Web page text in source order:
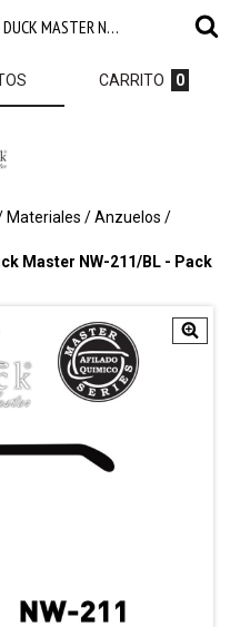
ANZUELO BARBLESS PARA NINFAS - DUCK MASTER NW-211/BL - PACK (20 UNIDADES)
CARRITO 0
Materiales /Anzuelos /
Master NW-211/BL - Pack